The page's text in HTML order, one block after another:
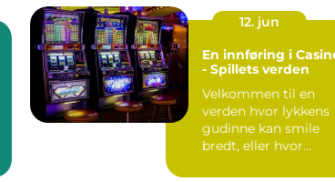
12. jun
En innføring i
- Spillets verden
Velkommen til en
verden hvor lykkens
gudinne kan smile
bredt, eller hvor